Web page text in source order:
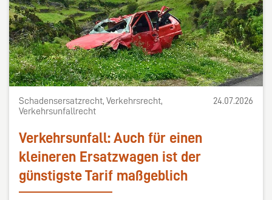
Schadensersatzrecht, Verkehrsrecht,
Verkehrsunfallrecht
24.07.2026
Verkehrsunfall: Auch für einen
kleineren Ersatzwagen ist der
günstigste Tarif maßgeblich